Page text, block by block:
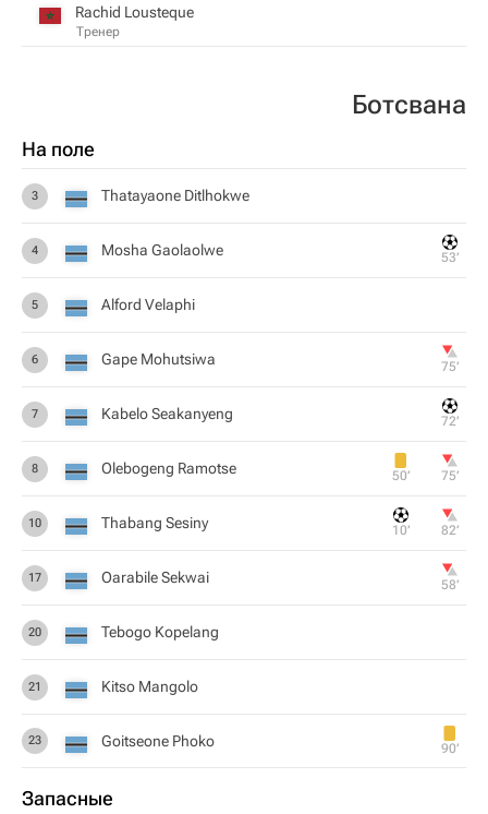
Rachid Lousteque
Тренер
Ботсвана
На поле
3 Thatayaone Ditlhokwe
4 Mosha Gaolaolwe 53‎’‎
5 Alford Velaphi
6 Gape Mohutsiwa 75‎’‎
7 Kabelo Seakanyeng 72‎’‎
8 Olebogeng Ramotse 50‎’‎ 75‎’‎
10 Thabang Sesiny 10‎’‎ 82‎’‎
17 Oarabile Sekwai 58‎’‎
20 Tebogo Kopelang
21 Kitso Mangolo
23 Goitseone Phoko 90‎’‎
Запасные